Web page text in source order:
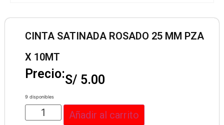
CINTA SATINADA ROSADO 25 MM PZA
X 10MT
Precio:S/ 5.00
9 disponibles
Añadir al carrito